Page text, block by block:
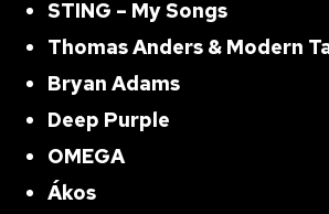
STING – My Songs
Thomas Anders & Modern
Bryan Adams
Deep Purple
OMEGA
Ákos